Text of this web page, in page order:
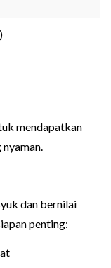
mendapatkan
dan bernilai
penting: